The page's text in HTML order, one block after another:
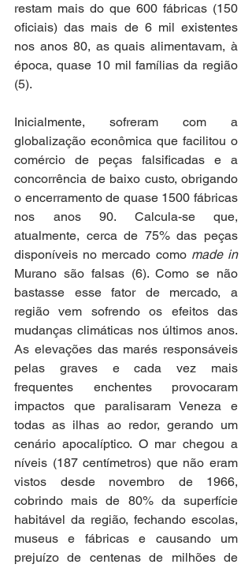
restam mais do que 600 fábricas (150
oficiais) das mais de 6 mil existentes
nos anos 80, as quais alimentavam, à
época, quase 10 mil famílias da região
(5).
Inicialmente, sofreram com a
globalização econômica que facilitou o
comércio de peças falsificadas e a
concorrência de baixo custo, obrigando
o encerramento de quase 1500 fábricas
nos anos 90. Calcula-se que,
atualmente, cerca de 75% das peças
disponíveis no mercado como made in
Murano são falsas (6). Como se não
bastasse esse fator de mercado, a
região vem sofrendo os efeitos das
mudanças climáticas nos últimos anos.
As elevações das marés responsáveis
pelas graves e cada vez mais
frequentes enchentes provocaram
impactos que paralisaram Veneza e
todas as ilhas ao redor, gerando um
cenário apocalíptico. O mar chegou a
níveis (187 centímetros) que não eram
vistos desde novembro de 1966,
cobrindo mais de 80% da superfície
habitável da região, fechando escolas,
museus e fábricas e causando um
prejuízo de centenas de milhões de